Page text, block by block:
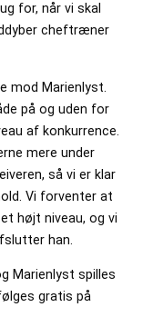
for, når vi skal
cheftræner
mod Marienlyst.
på og uden for
af konkurrence.
mere under
så vi er klar
Vi forventer at
højt niveau, og vi
han.
Marienlyst spilles
gratis på